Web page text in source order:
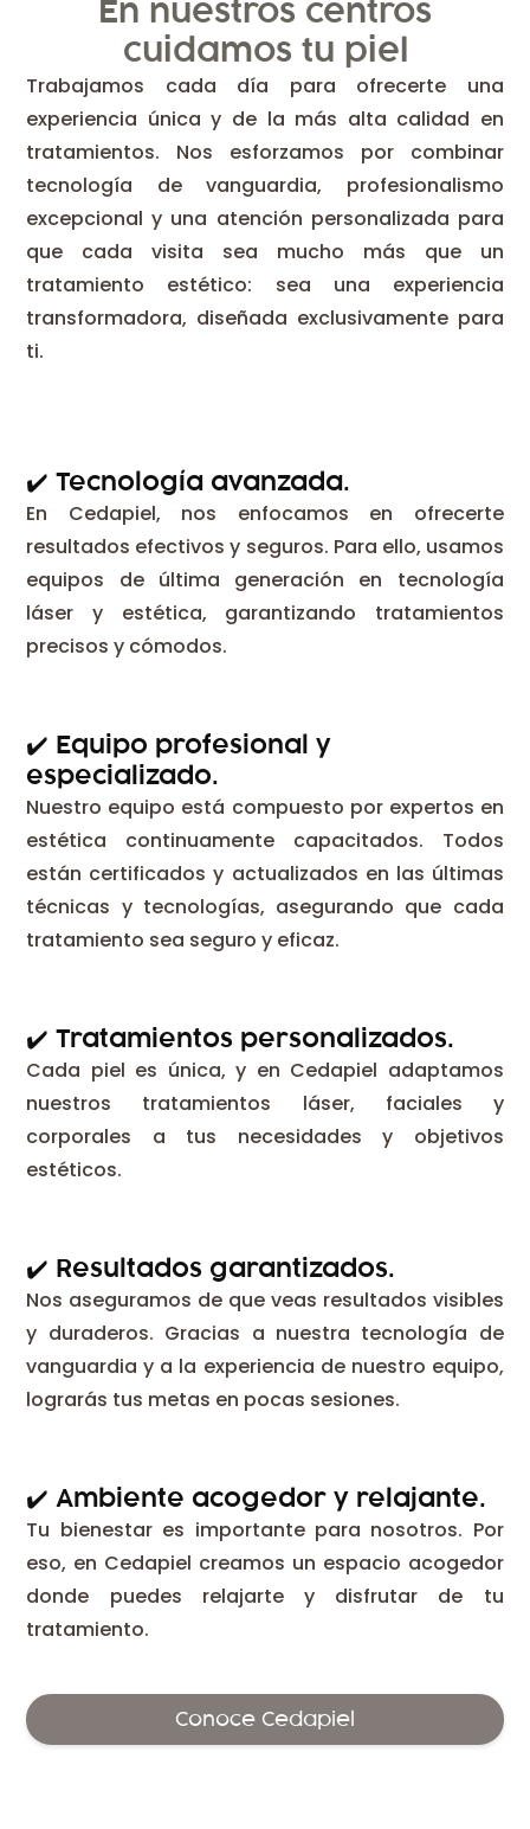
En nuestros centros
cuidamos tu piel
Trabajamos cada día para ofrecerte una
experiencia única y de la más alta calidad en
tratamientos. Nos esforzamos por combinar
tecnología de vanguardia, profesionalismo
excepcional y una atención personalizada para
que cada visita sea mucho más que un
tratamiento estético: sea una experiencia
transformadora, diseñada exclusivamente para
ti.
✔️​ Tecnología avanzada.
En Cedapiel, nos enfocamos en ofrecerte
resultados efectivos y seguros. Para ello, usamos
equipos de última generación en tecnología
láser y estética, garantizando tratamientos
precisos y cómodos.
✔️​ Equipo profesional y
especializado.
Nuestro equipo está compuesto por expertos en
estética continuamente capacitados. Todos
están certificados y actualizados en las últimas
técnicas y tecnologías, asegurando que cada
tratamiento sea seguro y eficaz.
✔️​ Tratamientos personalizados.
Cada piel es única, y en Cedapiel adaptamos
nuestros tratamientos láser, faciales y
corporales a tus necesidades y objetivos
estéticos.
✔️​ Resultados garantizados.
Nos aseguramos de que veas resultados visibles
y duraderos. Gracias a nuestra tecnología de
vanguardia y a la experiencia de nuestro equipo,
lograrás tus metas en pocas sesiones.
✔️​ Ambiente acogedor y relajante.
Tu bienestar es importante para nosotros. Por
eso, en Cedapiel creamos un espacio acogedor
donde puedes relajarte y disfrutar de tu
tratamiento.
Conoce Cedapiel